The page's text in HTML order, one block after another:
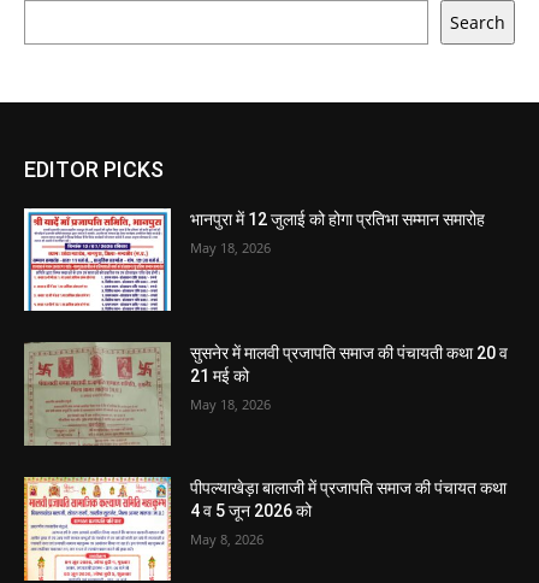
Search
EDITOR PICKS
भानपुरा में 12 जुलाई को होगा प्रतिभा सम्मान समारोह
May 18, 2026
सुसनेर में मालवी प्रजापति समाज की पंचायती कथा 20 व
21 मई को
May 18, 2026
पीपल्याखेड़ा बालाजी में प्रजापति समाज की पंचायत कथा
4 व 5 जून 2026 को
May 8, 2026